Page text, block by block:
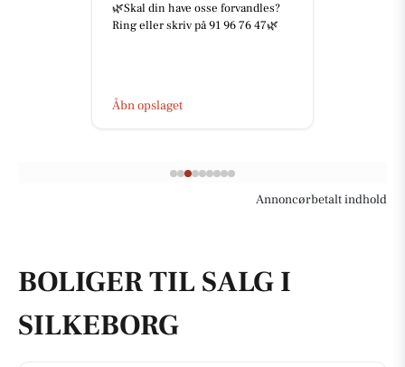
🌿Skal din have osse forvandles?
Ring eller skriv på 91 96 76 47🌿
Åbn opslaget
Annoncørbetalt indhold
BOLIGER TIL SALG I
SILKEBORG